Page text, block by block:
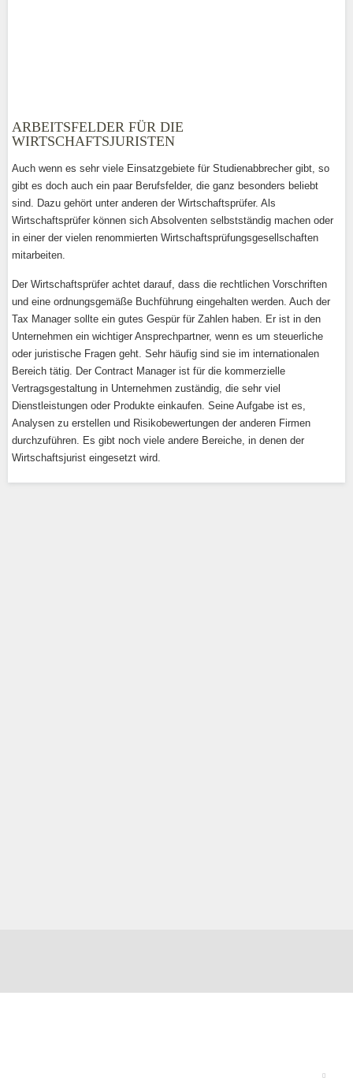
ARBEITSFELDER FÜR DIE
WIRTSCHAFTSJURISTEN
Auch wenn es sehr viele Einsatzgebiete für Studienabbrecher gibt, so
gibt es doch auch ein paar Berufsfelder, die ganz besonders beliebt
sind. Dazu gehört unter anderen der Wirtschaftsprüfer. Als
Wirtschaftsprüfer können sich Absolventen selbstständig machen oder
in einer der vielen renommierten Wirtschaftsprüfungsgesellschaften
mitarbeiten.
Der Wirtschaftsprüfer achtet darauf, dass die rechtlichen Vorschriften
und eine ordnungsgemäße Buchführung eingehalten werden. Auch der
Tax Manager sollte ein gutes Gespür für Zahlen haben. Er ist in den
Unternehmen ein wichtiger Ansprechpartner, wenn es um steuerliche
oder juristische Fragen geht. Sehr häufig sind sie im internationalen
Bereich tätig. Der Contract Manager ist für die kommerzielle
Vertragsgestaltung in Unternehmen zuständig, die sehr viel
Dienstleistungen oder Produkte einkaufen. Seine Aufgabe ist es,
Analysen zu erstellen und Risikobewertungen der anderen Firmen
durchzuführen. Es gibt noch viele andere Bereiche, in denen der
Wirtschaftsjurist eingesetzt wird.